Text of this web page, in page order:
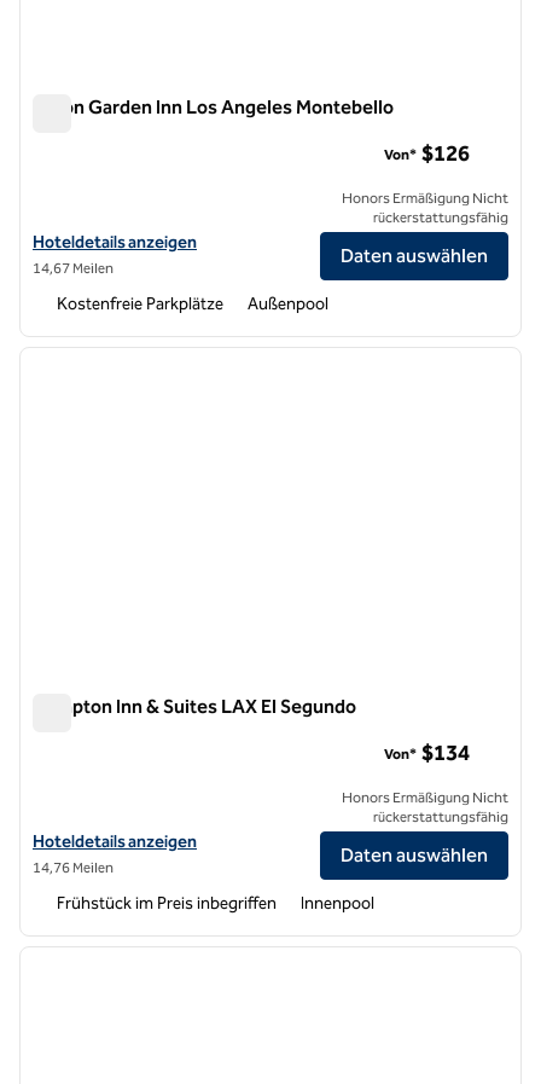
Hilton Garden Inn Los Angeles Montebello
Hoteldetails für das Hilton Garden Inn Los Angeles Montebello
Hoteldetails anzeigen
14,67 Meilen
Von* $126
Honors Ermäßigung Nicht
rückerstattungsfähig
Daten auswählen
Kostenfreie Parkplätze Außenpool
1 von 11
Hampton Inn & Suites LAX El Segundo
Hoteldetails für Hampton Inn & Suites LAX El Segundo anzeigen
Hoteldetails anzeigen
14,76 Meilen
Von* $134
Honors Ermäßigung Nicht
rückerstattungsfähig
Daten auswählen
Frühstück im Preis inbegriffen Innenpool
1 von 11